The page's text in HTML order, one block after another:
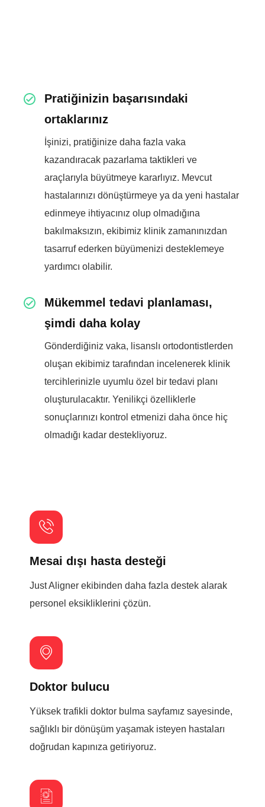
Pratiğinizin başarısındaki
ortaklarınız
İşinizi, pratiğinize daha fazla vaka
kazandıracak pazarlama taktikleri ve
araçlarıyla büyütmeye kararlıyız. Mevcut
hastalarınızı dönüştürmeye ya da yeni hastalar
edinmeye ihtiyacınız olup olmadığına
bakılmaksızın, ekibimiz klinik zamanınızdan
tasarruf ederken büyümenizi desteklemeye
yardımcı olabilir.
Mükemmel tedavi planlaması,
şimdi daha kolay
Gönderdiğiniz vaka, lisanslı ortodontistlerden
oluşan ekibimiz tarafından incelenerek klinik
tercihlerinizle uyumlu özel bir tedavi planı
oluşturulacaktır. Yenilikçi özelliklerle
sonuçlarınızı kontrol etmenizi daha önce hiç
olmadığı kadar destekliyoruz.
Mesai dışı hasta desteği
Just Aligner ekibinden daha fazla destek alarak
personel eksikliklerini çözün.
Doktor bulucu
Yüksek trafikli doktor bulma sayfamız sayesinde,
sağlıklı bir dönüşüm yaşamak isteyen hastaları
doğrudan kapınıza getiriyoruz.